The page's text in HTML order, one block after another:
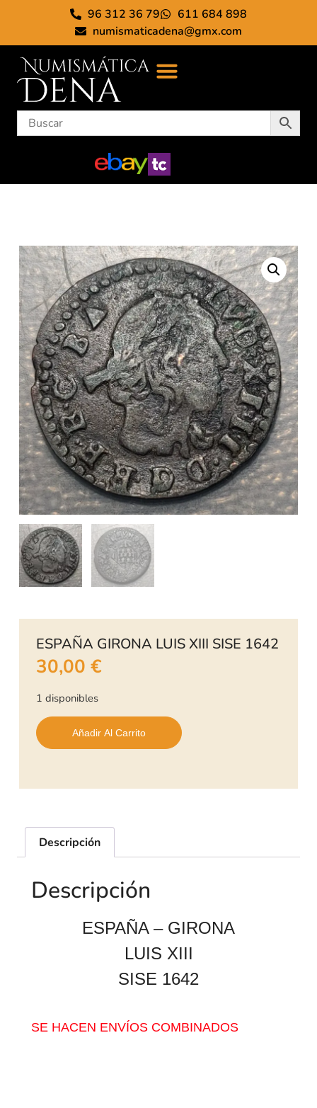
96 312 36 79
611 684 898
numismaticadena@gmx.com
ESPAÑA GIRONA LUIS XIII SISE 1642
30,00 €
1 disponibles
Añadir Al Carrito
Descripción
Descripción
ESPAÑA – GIRONA
LUIS XIII
SISE 1642
SE HACEN ENVÍOS COMBINADOS